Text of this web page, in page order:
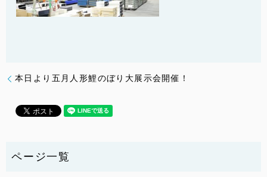
本日より五月人形鯉のぼり大展示会開催！